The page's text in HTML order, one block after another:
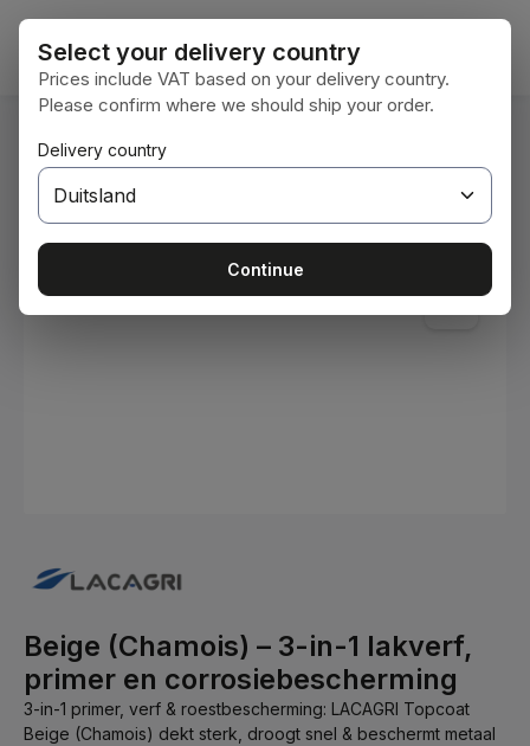
Ga naar de hoofdinhoud
U bent hier: Home
Verven en lakken
Afbeeldingengalerij overslaan
Beige (Chamois) – 3-in-1 lakverf,
primer en corrosiebescherming
3-in-1 primer, verf & roestbescherming: LACAGRI Topcoat
Beige (Chamois) dekt sterk, droogt snel & beschermt metaal
Select your delivery country
Prices include VAT based on your delivery country.
Please confirm where we should ship your order.
Delivery country
Continue